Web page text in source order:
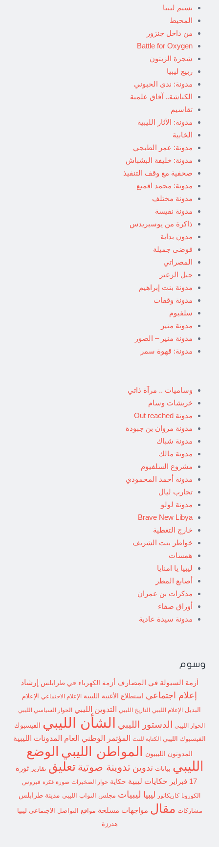
نسيم ليبيا
المحيط
من داخل جنزور
Battle for Oxygen
شجرة الزيتون
ربيع ليبيا
مدونة: ندى الحبوني
الكناشة.. آفاق علمية
تقاسيم
مدونة: الآثار الليبية
الخابية
مدونة: عمر الطبجي
مدونة: خليفة البشباش
صحفية مع وقف التنفيذ
مدونة: محمد اقميع
مدونة مختلف
مدونة نفيسة
ذاكرة من يوسبريدس
مدون بداية
فوضى جميلة
المصراتي
جبل الزعتر
مدونة بنت إبراهيم
مدونة وقفات
سلفيوم
مدونة منير
مدونة منير – الصور
مدونة: قهوة سمر
وساميات .. مرآة ذاتي
خربشات وسام
مدونة Out reached
مدونة مروان بن جبودة
مدونة شباك
مدونة مالك
مشروع السلفيوم
مدونة أحمد المحمودي
تجارب ليال
مدونة لولو
Brave New Libya
خارج التغطية
خواطر بنت الشريف
همسات
ليبيا يا امنايا
أصابع المطر
مذكرات بن عمران
أوراق صفاء
مدونة سيدة عادية
وسوم
أزمة السيولة في المصارف أزمة الكهرباء في طرابلس إرشاد
إعلام اجتماعي استطلاع الأغنية الليبية الإعلام الاجتماعي
الإعلام
البديل الإعلام الليبي التاريخ الليبي التدوين الليبي الحوار السياسي الليبي
الحوار الليبي الدستور الليبي الشأن الليبي الفيسبوك
الفيسبوك الليبي الكتابة للنت المؤتمر الوطني العام المدونات الليبية
المدونون الليبيون المواطن الليبي الوضع
الليبي بيانات تدوين تدوينة صوتية تعليق تقارير
ثورة
17 فبراير
حكايات ليبية حكاية حوار الصخيرات صورة فكرة فيروس
الكورونا كاريكاتور ليبيا ليبيات مجلس النواب الليبي مدينة طرابلس
مشاركات مقال مواجهات مسلحة مواقع التواصل الاجتماعي ليبيا
هدرزة